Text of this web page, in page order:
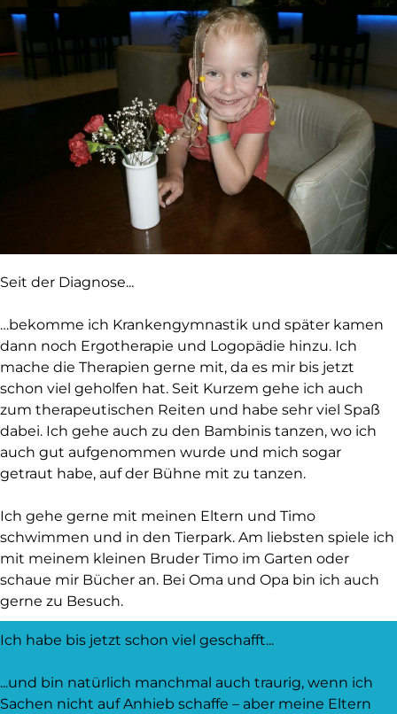
Seit der Diagnose...
…bekomme ich Krankengymnastik und später kamen
dann noch Ergotherapie und Logopädie hinzu. Ich
mache die Therapien gerne mit, da es mir bis jetzt
schon viel geholfen hat. Seit Kurzem gehe ich auch
zum therapeutischen Reiten und habe sehr viel Spaß
dabei. Ich gehe auch zu den Bambinis tanzen, wo ich
auch gut aufgenommen wurde und mich sogar
getraut habe, auf der Bühne mit zu tanzen.
Ich gehe gerne mit meinen Eltern und Timo
schwimmen und in den Tierpark. Am liebsten spiele ich
mit meinem kleinen Bruder Timo im Garten oder
schaue mir Bücher an. Bei Oma und Opa bin ich auch
gerne zu Besuch.
Ich habe bis jetzt schon viel geschafft...
...und bin natürlich manchmal auch traurig, wenn ich
Sachen nicht auf Anhieb schaffe – aber meine Eltern